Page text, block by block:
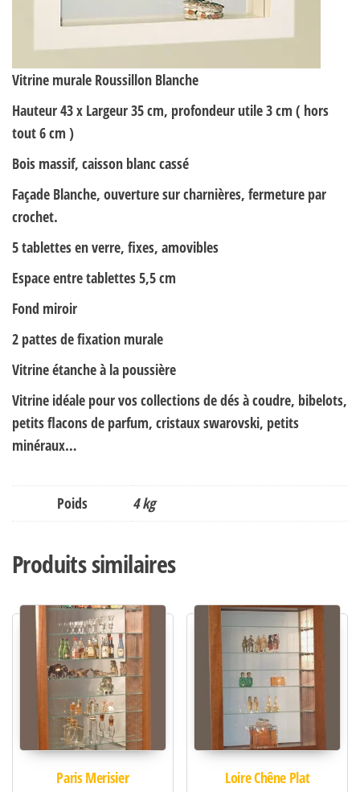
Vitrine murale Roussillon Blanche
Hauteur 43 x Largeur 35 cm, profondeur utile 3 cm ( hors
tout 6 cm )
Bois massif, caisson blanc cassé
Façade Blanche, ouverture sur charnières, fermeture par
crochet.
5 tablettes en verre, fixes, amovibles
Espace entre tablettes 5,5 cm
Fond miroir
2 pattes de fixation murale
Vitrine étanche à la poussière
Vitrine idéale pour vos collections de dés à coudre, bibelots,
petits flacons de parfum, cristaux swarovski, petits
minéraux…
Poids 4 kg
Produits similaires
Paris Merisier Loire Chêne Plat